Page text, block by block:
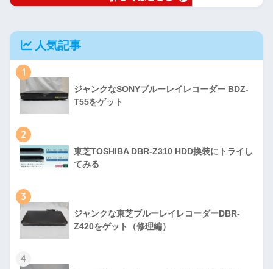
人気記事
1
ジャンクなSONYブルーレイレコーダー BDZ-
T55をゲット
2
東芝TOSHIBA DBR-Z310 HDD換装にトライし
てみる
3
ジャンクな東芝ブルーレイレコーダーDBR-
Z420をゲット（修理編）
4